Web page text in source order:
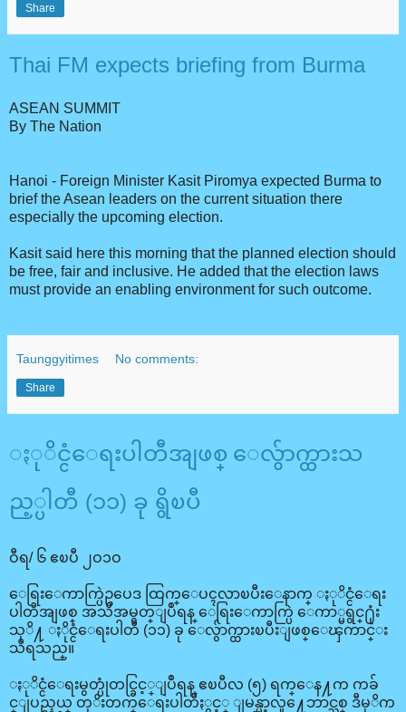
Share
Thai FM expects briefing from Burma
ASEAN SUMMIT
By The Nation
Hanoi - Foreign Minister Kasit Piromya expected Burma to
brief the Asean leaders on the current situation there
especially the upcoming election.
Kasit said here this morning that the planned election should
be free, fair and inclusive. He added that the election laws
must provide an enabling environment for such outcome.
Taunggyitimes No comments:
Share
ႏုိင္ငံေရးပါတီအျဖစ္ ေလွ်ာက္ထားသ
ည့္ပါတီ (၁၁) ခု ရွိၿပီ
ဝီရ/ ၆ ဧၿပီ ၂ဝ၁ဝ
ေရြးေကာက္ပြဲဥပေဒ ထြက္ေပၚလာၿပီးေနာက္ ႏုိင္ငံေရး
ပါတီအျဖစ္ အသိအမွတ္ျပဳရန္ ေရြးေကာက္ပြဲ ေကာ္မရွင္႐ုံး
သုိ႔ ႏိုင္ငံေရးပါတီ (၁၁) ခု ေလွ်ာက္ထားၿပီးျဖစ္ေၾကာင္း
သိရသည္။
ႏုိင္ငံေရးမွတ္ပုံတင္ခြင့္ျပဳရန္ ဧၿပီလ (၅) ရက္ေန႔က ကခ်
င္ျပည္နယ္ တုိးတက္ေရးပါတီႏွင့္ ျမန္မာ့လူ႔ေဘာင္သစ္ ဒီမုိက